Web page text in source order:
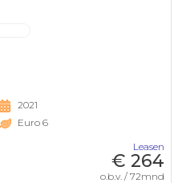
2021
Euro 6
Leasen
€ 264
o.b.v. / 72mnd